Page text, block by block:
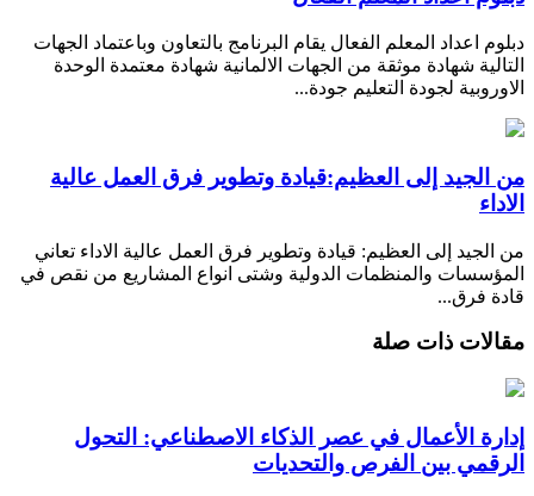
دبلوم اعداد المعلم الفعال يقام البرنامج بالتعاون وباعتماد الجهات
التالية شهادة موثقة من الجهات الالمانية شهادة معتمدة الوحدة
الاوروبية لجودة التعليم جودة...
من الجيد إلى العظيم:قيادة وتطوير فرق العمل عالية
الاداء
من الجيد إلى العظيم: قيادة وتطوير فرق العمل عالية الاداء تعاني
المؤسسات والمنظمات الدولية وشتى انواع المشاريع من نقص في
قادة فرق...
مقالات ذات صلة
إدارة الأعمال في عصر الذكاء الاصطناعي: التحول
الرقمي بين الفرص والتحديات